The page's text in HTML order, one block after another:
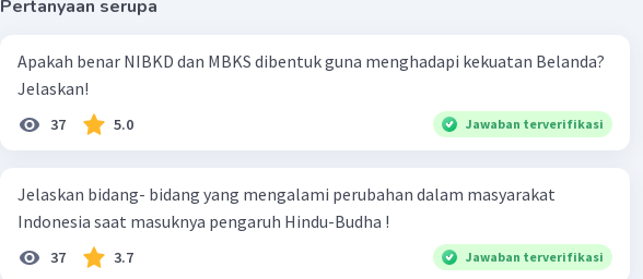
Pertanyaan serupa
Apakah benar NIBKD dan MBKS dibentuk guna menghadapi kekuatan Belanda?
Jelaskan!
37 5.0 Jawaban terverifikasi
Jelaskan bidang- bidang yang mengalami perubahan dalam masyarakat
Indonesia saat masuknya pengaruh Hindu-Budha !
37 3.7 Jawaban terverifikasi